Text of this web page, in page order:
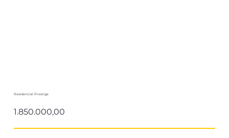
Residencial Prestige
1.850.000,00